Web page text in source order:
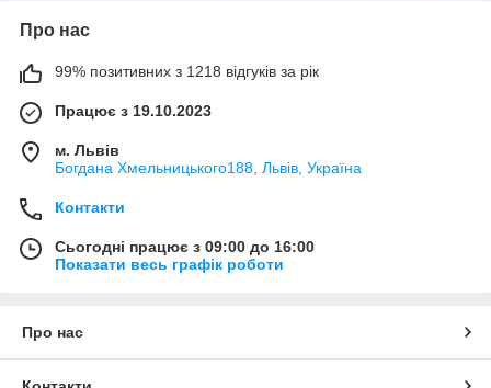
Про нас
99% позитивних з 1218 відгуків за рік
Працює з 19.10.2023
м. Львів
Богдана Хмельницького188, Львів, Україна
Контакти
Сьогодні працює з 09:00 до 16:00
Показати весь графік роботи
Про нас